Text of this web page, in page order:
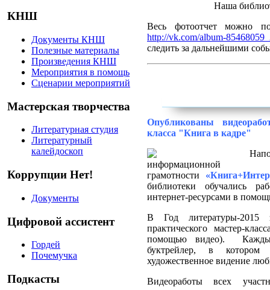
КНШ
Документы КНШ
Полезные материалы
Произведения КНШ
Мероприятия в помощь
Сценарии мероприятий
Мастерская творчества
Литературная студия
Литературный
калейдоскоп
Коррупции Нет!
Документы
Цифровой ассистент
Гордей
Почемучка
Подкасты
Наша
Весь фотоотчет можно
http://vk.com/album-
следить за дальнейшими
Опубликованы
класса "Книга в кадре"
информационной
грамотности
библиотеки обучались
интернет-ресурсами в
В Год литературы-2015
практического мастер-
помощью видео).
буктрейлер, в котором
художественное видение
Видеоработы всех